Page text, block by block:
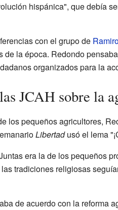
hispánica", que debía
con el grupo de
de la época. Redondo
organizados para la
JCAH sobre la
los pequeños agricultores,
Libertadusó el lema
era la de los pequeños
tradiciones religiosas
de acuerdo con la reforma